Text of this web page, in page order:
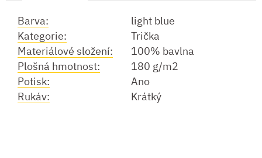
Barva:
light blue
Kategorie:
Trička
Materiálové složení:
100% bavlna
Plošná hmotnost:
180 g/m2
Potisk:
Ano
Rukáv:
Krátký